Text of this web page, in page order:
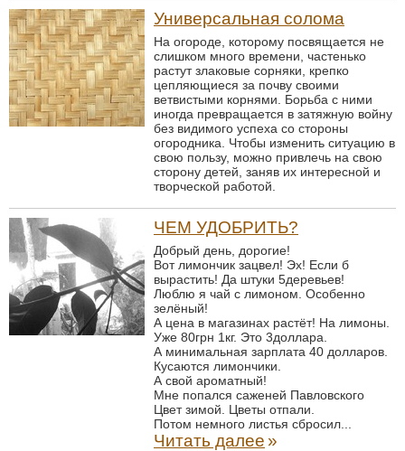
Универсальная солома
На огороде, которому посвящается не
слишком много времени, частенько
растут злаковые сорняки, крепко
цепляющиеся за почву своими
ветвистыми корнями. Борьба с ними
иногда превращается в затяжную войну
без видимого успеха со стороны
огородника. Чтобы изменить ситуацию в
свою пользу, можно привлечь на свою
сторону детей, заняв их интересной и
творческой работой.
ЧЕМ УДОБРИТЬ?
Добрый день, дорогие!
Вот лимончик зацвел! Эх! Если б
вырастить! Да штуки 5деревьев!
Люблю я чай с лимоном. Особенно
зелёный!
А цена в магазинах растёт! На лимоны.
Уже 80грн 1кг. Это 3доллара.
А минимальная зарплата 40 долларов.
Кусаются лимончики.
А свой ароматный!
Мне попался саженей Павловского
Цвет зимой. Цветы отпали.
Потом немного листья сбросил...
Читать далее»